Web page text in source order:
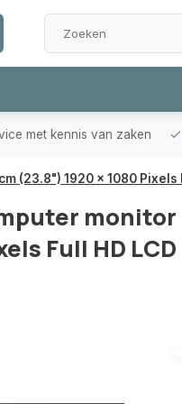
met kennis van zaken
(23.8") 1920 x 1080 Pixels
monitor
Full HD LCD